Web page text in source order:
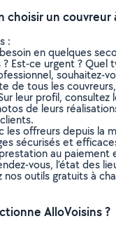
choisir un couvreur
:
en quelques
? Est-ce urgent ? Quel
souhaitez-
de tous les
leur profil, consultez
de leurs
les offreurs depuis la
sécurisés et
au paiement
vous, l’état des
nos outils gratuits à
AlloVoisins ?